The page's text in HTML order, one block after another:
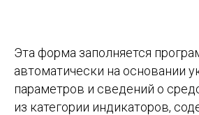
Эта форма заполняется
автоматически на основании
параметров и сведений о
из категории индикаторов,